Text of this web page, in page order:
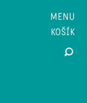
MENU
KOŠÍK